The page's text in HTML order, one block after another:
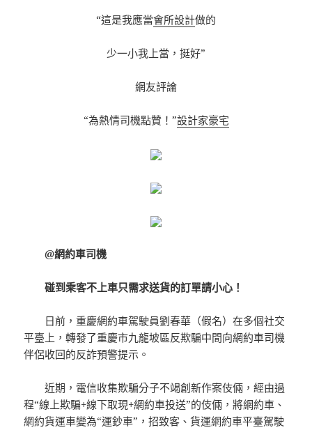
“這是我應當會所設計做的
少一小我上當，挺好”
網友評論
“為熱情司機點贊！”設計家豪宅
@網約車司機
碰到乘客不上車只需求送貨的訂單請小心！
日前，重慶網約車駕駛員劉春華（假名）在多個社交
平臺上，轉發了重慶市九龍坡區反欺騙中間向網約車司機
伴侶收回的反詐預警提示。
近期，電信收集欺騙分子不竭創新作案伎倆，經由過
程“線上欺騙+線下取現+網約車投送”的伎倆，將網約車、
網約貨運車變為“運鈔車”，招致客、貨運網約車平臺駕駛